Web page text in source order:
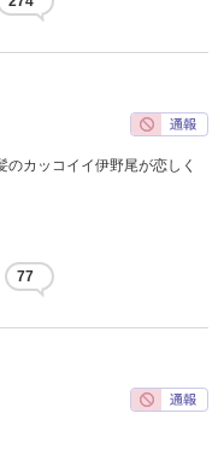
カッコイイ伊野尾が恋しく
77